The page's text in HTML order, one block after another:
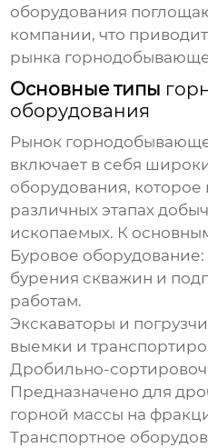
оборудования
компании, что
рынка
Основные типы
оборудования
Рынок
включает в себя
оборудования, которое
различных этапах
ископаемых. К
Буровое оборудование:
бурения скважин и
работам.
Экскаваторы и
выемки и
Дробильно-
Предназначено для
горной массы на
Транспортное